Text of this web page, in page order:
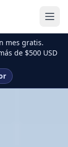
mes gratis.
de $500 USD